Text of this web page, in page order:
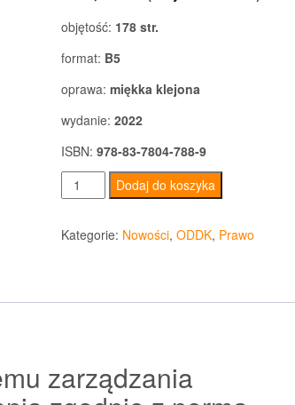
objętość: 178 str.
format: B5
oprawa: miękka klejona
wydanie: 2022
ISBN: 978-83-7804-788-9
ilość
Wdrożenie
systemu
zarządzania
ISO/IEC
Dodaj do koszyka
Kategorie: Nowości, ODDK, Prawo
zarządzania